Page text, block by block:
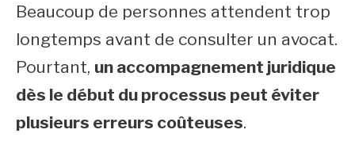
Beaucoup de personnes attendent trop
longtemps avant de consulter un avocat.
Pourtant, un accompagnement juridique
dès le début du processus peut éviter
plusieurs erreurs coûteuses.